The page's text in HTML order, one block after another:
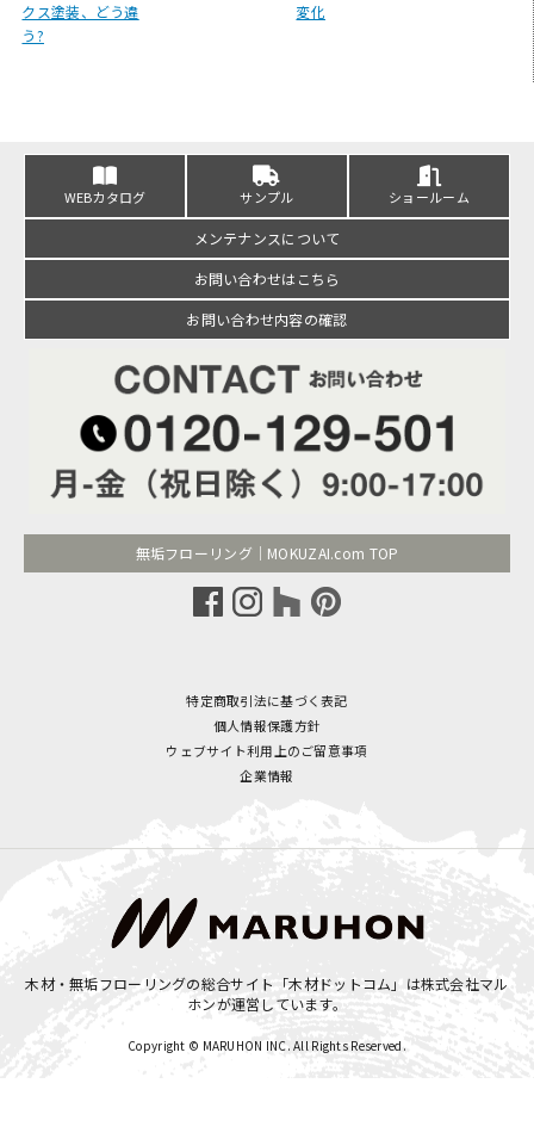
クス塗装、どう違
う?
変化
WEBカタログ サンプル ショールーム
メンテナンスについて
お問い合わせはこちら
お問い合わせ内容の確認
無垢フローリング｜MOKUZAI.com TOP
特定商取引法に基づく表記
個人情報保護方針
ウェブサイト利用上のご留意事項
企業情報
木材・無垢フローリングの総合サイト「木材ドットコム」は株式会社マル
ホンが運営しています。
Copyright © MARUHON INC. All Rights Reserved.